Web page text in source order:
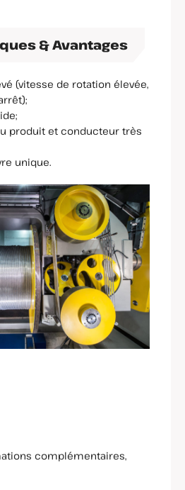
& Avantages
(vitesse de rotation élevée,
produit et conducteur très
unique.
complémentaires,